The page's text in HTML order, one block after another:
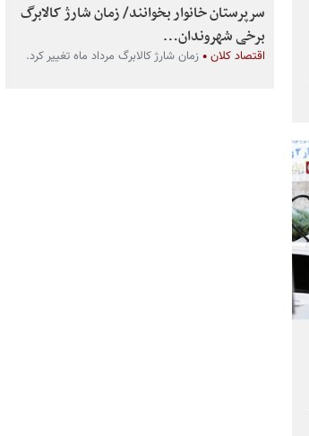
سرپرستان خانوار بخوانند/ زمان شارژ کالابرگ
برخی شهروندان…
اقتصاد کلان زمان شارژ کالابرگ مرداد ماه تغییر کرد.